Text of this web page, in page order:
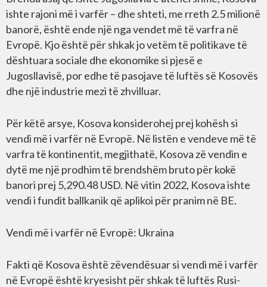
ishte rajoni më i varfër – dhe shteti, me rreth 2.5 milionë
banorë, është ende një nga vendet më të varfra në
Evropë. Kjo është për shkak jo vetëm të politikave të
dështuara sociale dhe ekonomike si pjesë e
Jugosllavisë, por edhe të pasojave të luftës së Kosovës
dhe një industrie mezi të zhvilluar.
Për këtë arsye, Kosova konsiderohej prej kohësh si
vendi më i varfër në Evropë. Në listën e vendeve më të
varfra të kontinentit, megjithatë, Kosova zë vendin e
dytë me një prodhim të brendshëm bruto për kokë
banori prej 5,290.48 USD. Në vitin 2022, Kosova ishte
vendi i fundit ballkanik që aplikoi për pranim në BE.
Vendi më i varfër në Evropë: Ukraina
Fakti që Kosova është zëvendësuar si vendi më i varfër
në Evropë është kryesisht për shkak të luftës Rusi-